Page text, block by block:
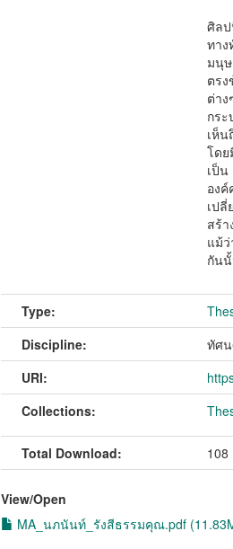
ศิล
ทา
มนุ
ตร
ต่า
กร
เห็
โด
เป็
อง
เป
สร้
แม้
กัน
Type:
Discipline:
ทัศ
URI:
Collections:
Total Download: 108
View/Open
MA_นภนันท์_รังสีธรรมคุณ.pdf